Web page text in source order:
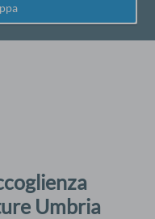
Umbria